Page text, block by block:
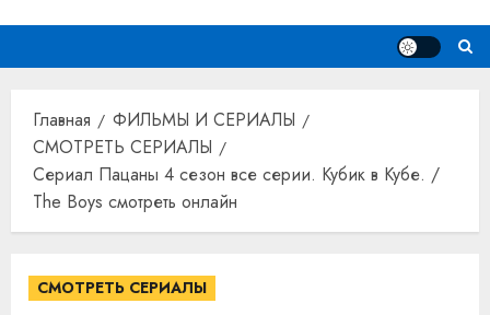
Главная
ФИЛЬМЫ И СЕРИАЛЫ
СМОТРЕТЬ СЕРИАЛЫ
Сериал Пацаны 4 сезон все серии. Кубик в Кубе. /
The Boys смотреть онлайн
СМОТРЕТЬ СЕРИАЛЫ